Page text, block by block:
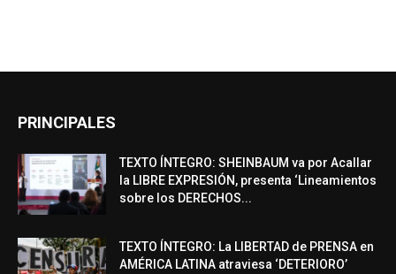
PRINCIPALES
TEXTO ÍNTEGRO: SHEINBAUM va por Acallar
la LIBRE EXPRESIÓN, presenta ‘Lineamientos
sobre los DERECHOS...
TEXTO ÍNTEGRO: La LIBERTAD de PRENSA en
AMÉRICA LATINA atraviesa ‘DETERIORO’